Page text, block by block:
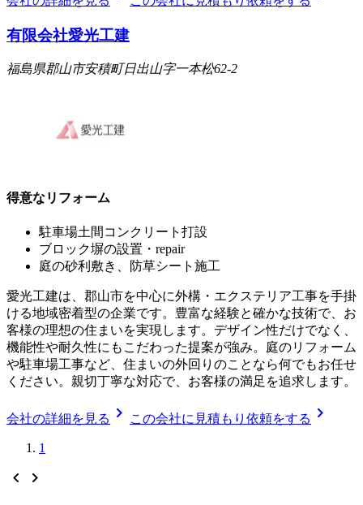
有限会社愛光工建
福島県郡山市安積町日出山字一本松62-2
得意なリフォーム
駐車場土間コンクリート打設
ブロック塀の設置・repair
庭の砂利敷き、防草シート施工
愛光工建は、郡山市を中心に外構・エクステリア工事を手掛
ける地域密着型の企業です。豊富な経験と確かな技術で、お
客様の理想の住まいを実現します。デザイン性だけでなく、
機能性や耐久性にもこだわった提案が強み。庭のリフォーム
や駐車場工事など、住まいの外回りのことなら何でもお任せ
ください。親切丁寧な対応で、お客様の満足を追求します。
会社の詳細を見る chevron_right この会社に見積もり依頼をする chevron_right
1
chevron_left chevron_right